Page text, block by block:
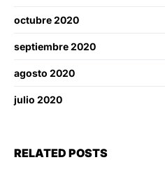
octubre 2020
septiembre 2020
agosto 2020
julio 2020
RELATED POSTS